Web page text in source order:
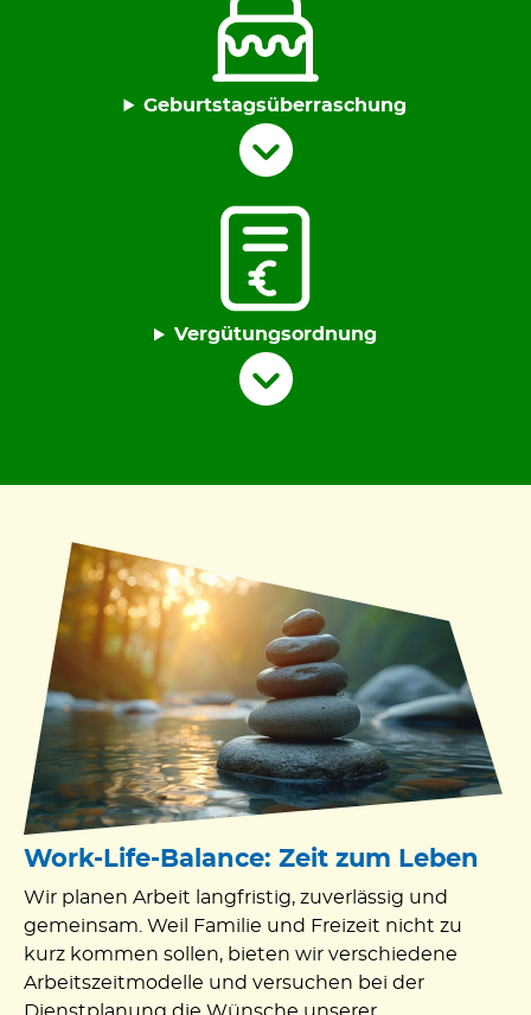
Geburtstagsüberraschung
Vergütungsordnung
Work-Life-Balance: Zeit zum Leben
Wir planen Arbeit langfristig, zuverlässig und
gemeinsam. Weil Familie und Freizeit nicht zu
kurz kommen sollen, bieten wir verschiedene
Arbeitszeitmodelle und versuchen bei der